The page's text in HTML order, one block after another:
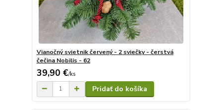
Vianočný svietnik červený - 2 sviečky - čerstvá
čečina Nobilis - 62
39,90 €/ks
Pridať do košíka